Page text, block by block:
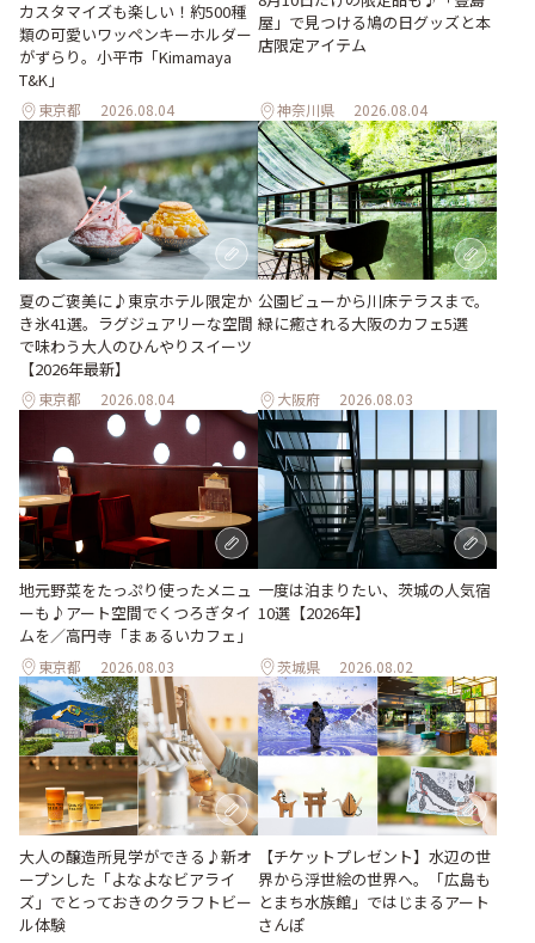
カスタマイズも楽しい！約500種
類の可愛いワッペンキーホルダー
がずらり。小平市「Kimamaya
T&K」
東京都 2026.08.04
屋」で見つける鳩の日グッズと本
店限定アイテム
神奈川県 2026.08.04
夏のご褒美に♪東京ホテル限定か
き氷41選。ラグジュアリーな空間
で味わう大人のひんやりスイーツ
【2026年最新】
東京都 2026.08.04
公園ビューから川床テラスまで。
緑に癒される大阪のカフェ5選
大阪府 2026.08.03
地元野菜をたっぷり使ったメニュ
ーも♪アート空間でくつろぎタイ
ムを／高円寺「まぁるいカフェ」
東京都 2026.08.03
一度は泊まりたい、茨城の人気宿
10選【2026年】
茨城県 2026.08.02
大人の醸造所見学ができる♪新オ
ープンした「よなよなビアライ
ズ」でとっておきのクラフトビー
ル体験
【チケットプレゼント】水辺の世
界から浮世絵の世界へ。「広島も
とまち水族館」ではじまるアート
さんぽ